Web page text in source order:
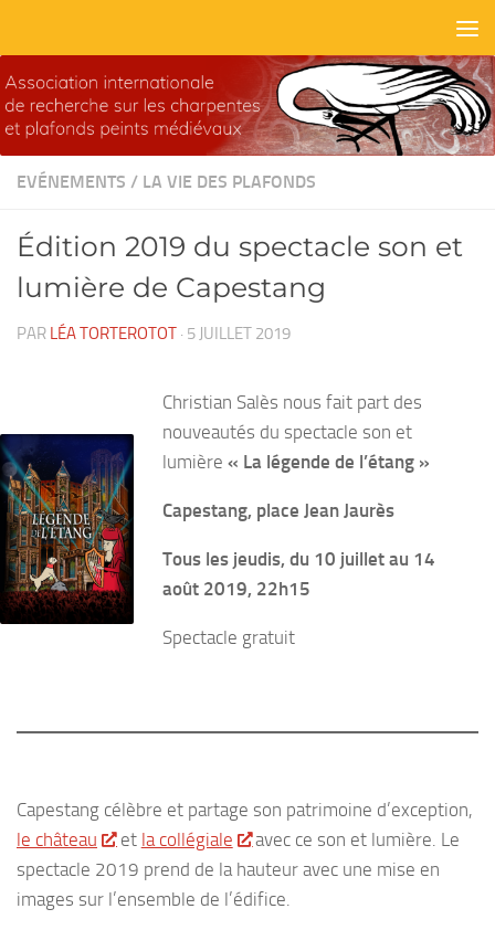
EVÉNEMENTS / LA VIE DES PLAFONDS
Édition 2019 du spectacle son et
lumière de Capestang
PAR LÉA TORTEROTOT · 5 JUILLET 2019
Christian Salès nous fait part des
nouveautés du spectacle son et
lumière« La légende de l’étang »
Capestang, place Jean Jaurès
Tous les jeudis, du 10 juillet au 14
août 2019, 22h15
Spectacle gratuit
Capestang célèbre et partage son patrimoine d’exception,
le château
et la collégiale
avec ce son et lumière. Le
spectacle 2019 prend de la hauteur avec une mise en
images sur l’ensemble de l’édifice.